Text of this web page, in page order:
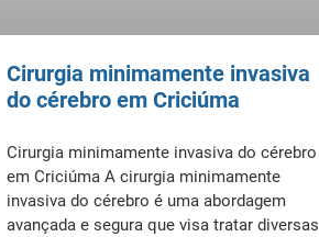
Cirurgia minimamente invasiva
do cérebro em Criciúma
Cirurgia minimamente invasiva do cérebro
em Criciúma A cirurgia minimamente
invasiva do cérebro é uma abordagem
avançada e segura que visa tratar diversas